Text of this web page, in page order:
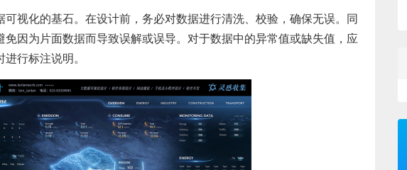
视化的基石。在设计前，务必对数据进行清洗、校验，确保无误。同
免因为片面数据而导致误解或误导。对于数据中的异常值或缺失值，应
行标注说明。